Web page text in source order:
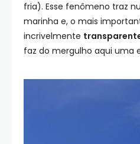
fria). Esse fenômeno traz
marinha e, o mais
incrivelmente
faz do mergulho aqui uma